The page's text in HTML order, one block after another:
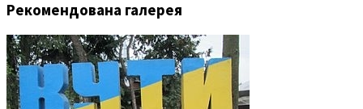
Рекомендована галерея